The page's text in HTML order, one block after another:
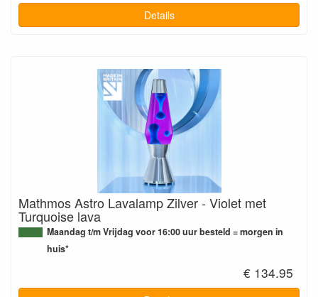
Details
Mathmos Astro Lavalamp Zilver - Violet met
Turquoise lava
Maandag t/m Vrijdag voor 16:00 uur besteld = morgen in
huis*
€ 134.95